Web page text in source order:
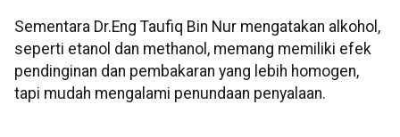
Sementara Dr.Eng Taufiq Bin Nur mengatakan alkohol,
seperti etanol dan methanol, memang memiliki efek
pendinginan dan pembakaran yang lebih homogen,
tapi mudah mengalami penundaan penyalaan.